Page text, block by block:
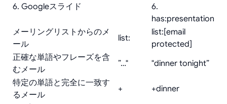
6. Googleスライド
6.
has:presentation
メーリングリストからのメ
ール
list:
list:[email
protected]
正確な単語やフレーズを含
むメール
”…"
"dinner tonight”
特定の単語と完全に一致す
るメール
+
+dinner